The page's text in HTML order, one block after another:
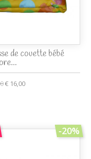
de couette bébé
€ 16,00
-20%